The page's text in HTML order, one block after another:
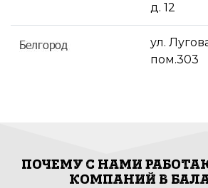
д. 12
ул.
пом.303
ПОЧЕМУ С НАМИ
КОМПАНИЙ В